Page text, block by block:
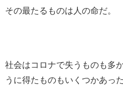
その最たるものは人の命だ。
社会はコロナで失うものも多
うに得たものもいくつかあっ